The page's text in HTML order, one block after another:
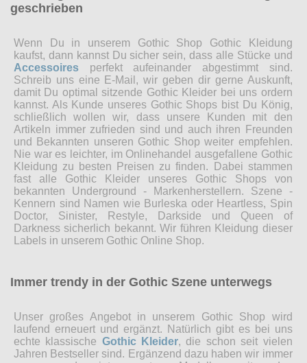
geschrieben
Wenn Du in unserem Gothic Shop Gothic Kleidung
kaufst, dann kannst Du sicher sein, dass alle Stücke und
Accessoires perfekt aufeinander abgestimmt sind.
Schreib uns eine E-Mail, wir geben dir gerne Auskunft,
damit Du optimal sitzende Gothic Kleider bei uns ordern
kannst. Als Kunde unseres Gothic Shops bist Du König,
schließlich wollen wir, dass unsere Kunden mit den
Artikeln immer zufrieden sind und auch ihren Freunden
und Bekannten unseren Gothic Shop weiter empfehlen.
Nie war es leichter, im Onlinehandel ausgefallene Gothic
Kleidung zu besten Preisen zu finden. Dabei stammen
fast alle Gothic Kleider unseres Gothic Shops von
bekannten Underground - Markenherstellern. Szene -
Kennern sind Namen wie Burleska oder Heartless, Spin
Doctor, Sinister, Restyle, Darkside und Queen of
Darkness sicherlich bekannt. Wir führen Kleidung dieser
Labels in unserem Gothic Online Shop.
Immer trendy in der Gothic Szene unterwegs
Unser großes Angebot in unserem Gothic Shop wird
laufend erneuert und ergänzt. Natürlich gibt es bei uns
echte klassische Gothic Kleider, die schon seit vielen
Jahren Bestseller sind. Ergänzend dazu haben wir immer